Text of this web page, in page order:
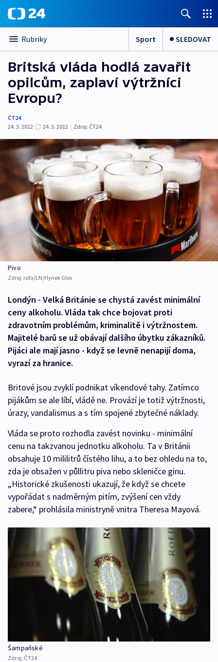
Rubriky Sport SLEDOVAT
Britská vláda hodlá zavařit
opilcům, zaplaví výtržníci
Evropu?
ČT24
24. 3. 2012
24. 3. 2012 | Zdroj: ČT24
Pivo
Zdroj: isifa/LN/Hynek Glos
Londýn - Velká Británie se chystá zavést minimální
ceny alkoholu. Vláda tak chce bojovat proti
zdravotním problémům, kriminalitě i výtržnostem.
Majitelé barů se už obávají dalšího úbytku zákazníků.
Pijáci ale mají jasno - když se levně nenapijí doma,
vyrazí za hranice.
Britové jsou zvyklí podnikat víkendové tahy. Zatímco
pijákům se ale líbí, vládě ne. Provází je totiž výtržnosti,
úrazy, vandalismus a s tím spojené zbytečné náklady.
Vláda se proto rozhodla zavést novinku - minimální
cenu na takzvanou jednotku alkoholu. Ta v Británii
obsahuje 10 mililitrů čístého lihu, a to bez ohledu na to,
zda je obsažen v půllitru piva nebo skleničce ginu.
„Historické zkušenosti ukazují, že když se chcete
vypořádat s nadměrným pitím, zvýšení cen vždy
zabere,“ prohlásila ministryně vnitra Theresa Mayová.
Šampaňské
Zdroj: ČT24